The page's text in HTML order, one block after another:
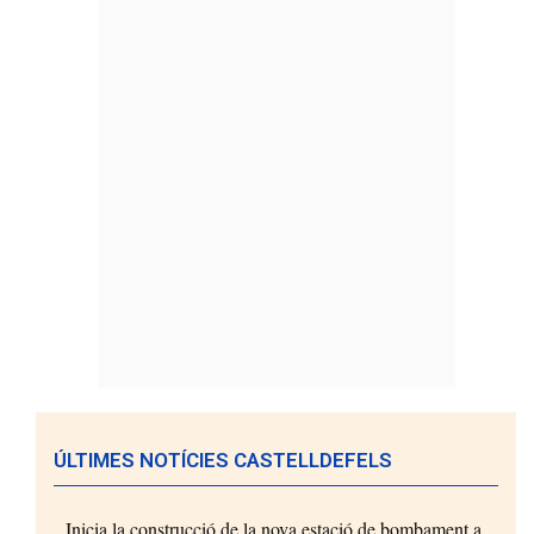
ÚLTIMES NOTÍCIES CASTELLDEFELS
Inicia la construcció de la nova estació de bombament a